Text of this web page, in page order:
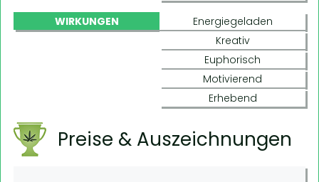
WIRKUNGEN
Energiegeladen
Kreativ
Euphorisch
Motivierend
Erhebend
Preise & Auszeichnungen